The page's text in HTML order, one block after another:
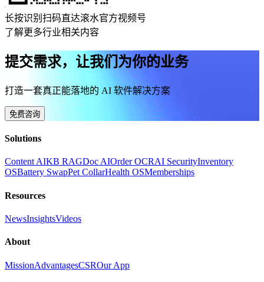
长按识别扫码直达滚水官方视频号
了解更多行业相关内容
提交需求，让我们为你的业务
打造一套真正能落地的 AI 软件解决方案
免费咨询
Solutions
Content AIKB RAGDoc AIOrder OCRAI SecurityInventory
OSBattery SwapPet CollarHealth OSMemberships
Resources
NewsInsightsVideos
About
MissionAdvantagesCSROur App